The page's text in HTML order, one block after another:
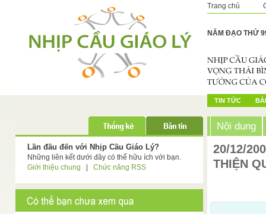
Trang chủ
NĂM ĐẠO THỨ
TIN TỨC
Lần đầu đến với Nhịp Cầu Giáo Lý?
Những liên kết dưới đây có thể hữu ích với bạn.
Giới thiệu chung
Chức năng RSS
Nội dung
20/12/
THIỆN